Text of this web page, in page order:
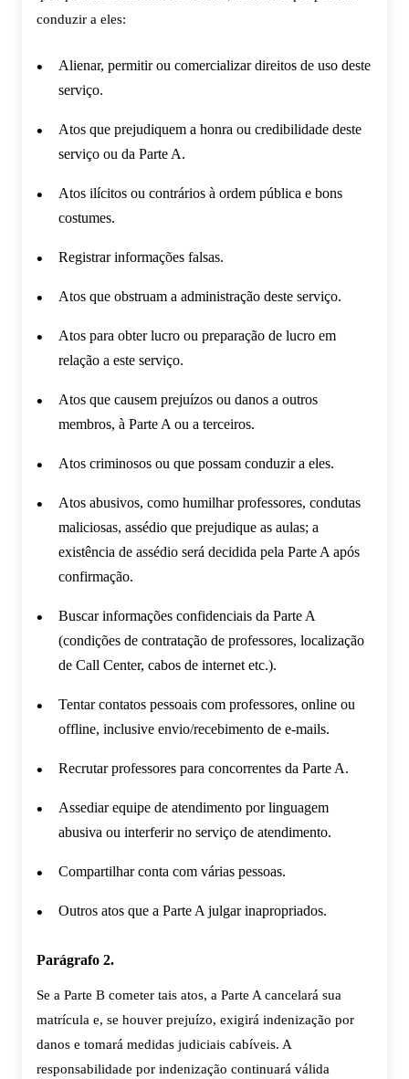
conduzir a eles:
Alienar, permitir ou comercializar direitos de uso deste
serviço.
Atos que prejudiquem a honra ou credibilidade deste
serviço ou da Parte A.
Atos ilícitos ou contrários à ordem pública e bons
costumes.
Registrar informações falsas.
Atos que obstruam a administração deste serviço.
Atos para obter lucro ou preparação de lucro em
relação a este serviço.
Atos que causem prejuízos ou danos a outros
membros, à Parte A ou a terceiros.
Atos criminosos ou que possam conduzir a eles.
Atos abusivos, como humilhar professores, condutas
maliciosas, assédio que prejudique as aulas; a
existência de assédio será decidida pela Parte A após
confirmação.
Buscar informações confidenciais da Parte A
(condições de contratação de professores, localização
de Call Center, cabos de internet etc.).
Tentar contatos pessoais com professores, online ou
offline, inclusive envio/recebimento de e-mails.
Recrutar professores para concorrentes da Parte A.
Assediar equipe de atendimento por linguagem
abusiva ou interferir no serviço de atendimento.
Compartilhar conta com várias pessoas.
Outros atos que a Parte A julgar inapropriados.
Parágrafo 2.
Se a Parte B cometer tais atos, a Parte A cancelará sua
matrícula e, se houver prejuízo, exigirá indenização por
danos e tomará medidas judiciais cabíveis. A
responsabilidade por indenização continuará válida